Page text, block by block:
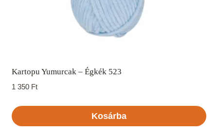
Kartopu Yumurcak – Égkék 523
1 350 Ft
Kosárba